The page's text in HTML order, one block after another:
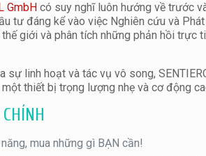
GmbH có suy nghĩ luôn hướng về trước
tư đáng kể vào việc Nghiên cứu và
giới và phân tích những phản hồi trực
sự linh hoạt và tác vụ vô song,
thiết bị trọng lượng nhẹ và cơ động
mua những gì BẠN cần!